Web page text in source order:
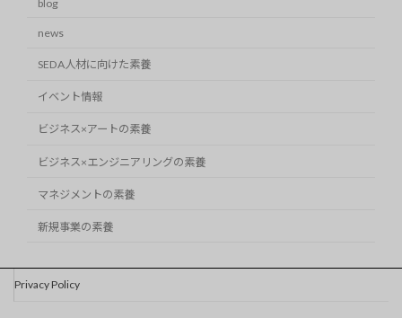
blog
news
SEDA人材に向けた素養
イベント情報
ビジネス×アートの素養
ビジネス×エンジニアリングの素養
マネジメントの素養
新規事業の素養
Privacy Policy